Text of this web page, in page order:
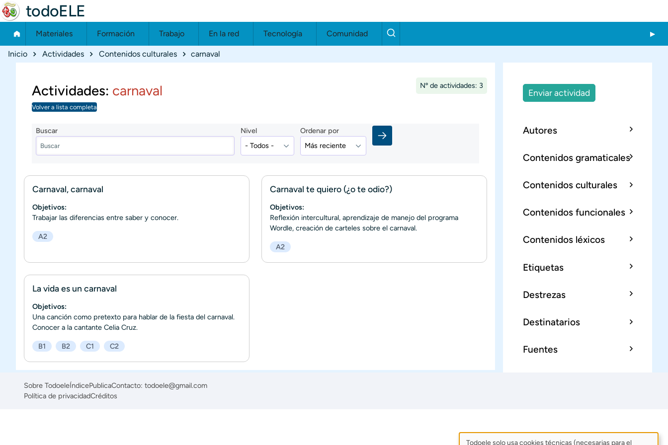
todoELE
Materiales Formación Trabajo En la red Tecnología Comunidad
Ruta de navegación
Inicio Actividades Contenidos culturales carnaval
Actividades: carnaval Nº de actividades: 3
Volver a lista completa
Buscar Nivel Ordenar por
Carnaval, carnaval
Objetivos:
Trabajar las diferencias entre saber y conocer.
A2
Carnaval te quiero (¿o te odio?)
Objetivos:
Reflexión intercultural, aprendizaje de manejo del programa
Wordle, creación de carteles sobre el carnaval.
A2
La vida es un carnaval
Objetivos:
Una canción como pretexto para hablar de la fiesta del carnaval.
Conocer a la cantante Celia Cruz.
B1 B2 C1 C2
Enviar actividad
Autores
Contenidos gramaticales
Contenidos culturales
Contenidos funcionales
Contenidos léxicos
Etiquetas
Destrezas
Destinatarios
Fuentes
Sobre TodoeleÍndicePublicaContacto: todoele@gmail.com
Política de privacidadCréditos
Todoele solo usa cookies técnicas (necesarias para el